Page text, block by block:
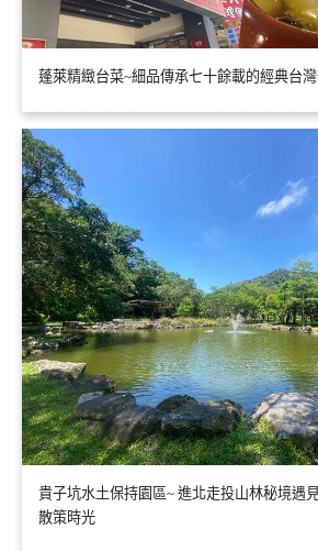
蓬萊精緻台菜~細品傳承七十餘載的經典台
貴子坑水土保持園區~ 進北走投山林秘境遇
散策時光